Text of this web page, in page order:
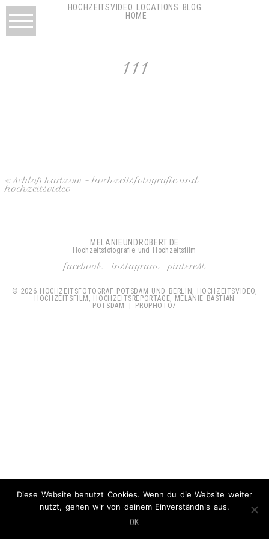
HOCHZEITSVIDEO LOCATIONS
BLOG
HOME
111
« schloß kartzow – hochzeitsfotografie und
hochzeitsvideo
MELANIEUNDROBERT.DE
Hochzeitsfotografie und Hochzeitsfilm
facebook instagram pinterest
© 2026 HOCHZEITSFOTOGRAF POTSDAM UND BERLIN, HOCHZEITSVIDEO,
HOCHZEITSFILM, HOCHZEITSREPORTAGE, MELANIE BASTIAN
POTSDAM
| PROPHOTO7
Diese Website benutzt Cookies. Wenn du die Website weiter
nutzt, gehen wir von deinem Einverständnis aus.
OK